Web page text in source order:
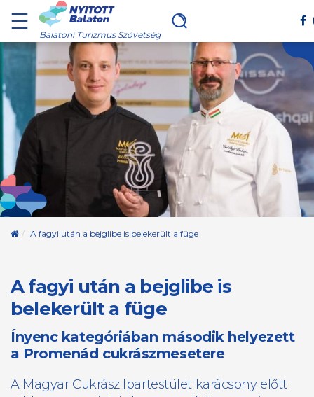
Balatoni Turizmus Szövetség
Kezdőoldal
A fagyi után a bejglibe is belekerült a füge
A fagyi után a bejglibe is
belekerült a füge
Ínyenc kategóriában második helyezett
a Promenád cukrászmesetere
A Magyar Cukrász Ipartestület karácsony előtt